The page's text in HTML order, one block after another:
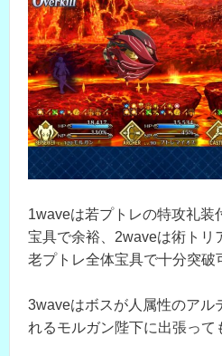
1waveは若プトレの特攻礼装
宝具で余裕、2waveは術トリ
老プトレ全体宝具で十分突破
3waveはボスが人属性のアル
れるモルガン陛下に出張って